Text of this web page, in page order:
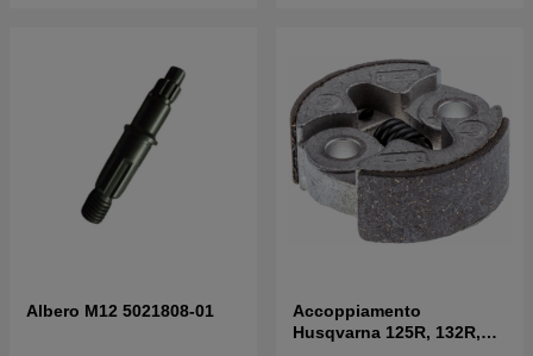
Albero M12 5021808-01
Accoppiamento
Husqvarna 125R, 132R,